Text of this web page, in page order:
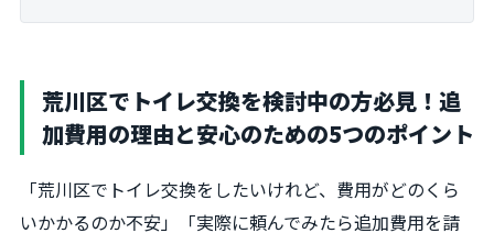
荒川区でトイレ交換を検討中の方必見！追
加費用の理由と安心のための5つのポイント
「荒川区でトイレ交換をしたいけれど、費用がどのくら
いかかるのか不安」「実際に頼んでみたら追加費用を請